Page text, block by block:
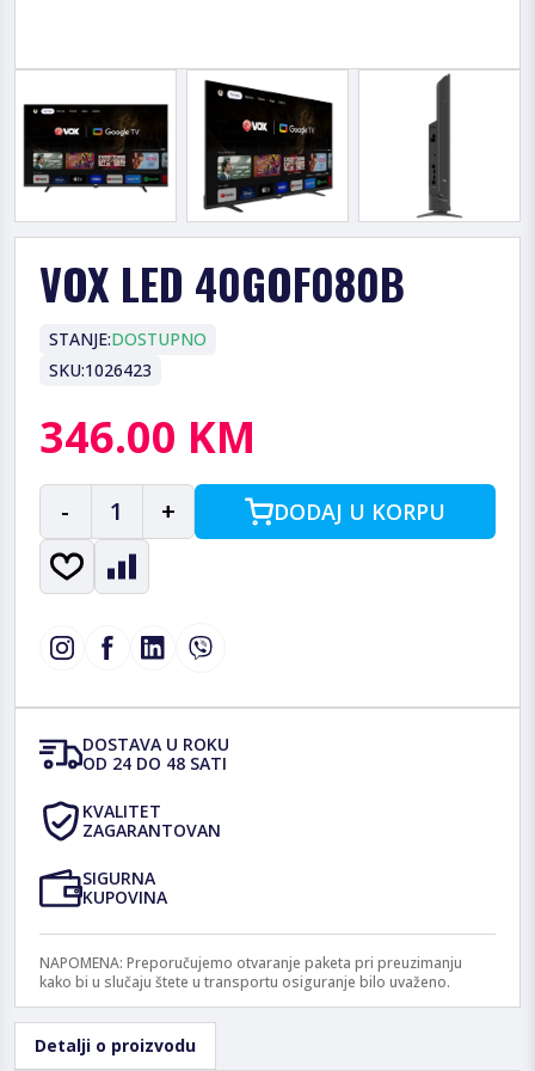
VOX LED 40GOF080B
STANJE:DOSTUPNO
SKU:1026423
346.00 KM
- 1 + DODAJ U KORPU
DOSTAVA U ROKU
OD 24 DO 48 SATI
KVALITET
ZAGARANTOVAN
SIGURNA
KUPOVINA
NAPOMENA: Preporučujemo otvaranje paketa pri preuzimanju
kako bi u slučaju štete u transportu osiguranje bilo uvaženo.
Detalji o proizvodu